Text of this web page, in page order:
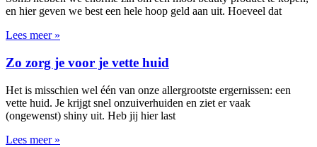
en hier geven we best een hele hoop geld aan uit. Hoeveel dat
Lees meer »
Zo zorg je voor je vette huid
Het is misschien wel één van onze allergrootste ergernissen: een
vette huid. Je krijgt snel onzuiverhuiden en ziet er vaak
(ongewenst) shiny uit. Heb jij hier last
Lees meer »